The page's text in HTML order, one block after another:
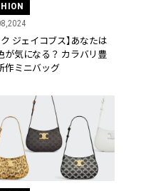
ク ジェイコブス】あなたは
が気になる？ カラバリ豊
作ミニバッグ